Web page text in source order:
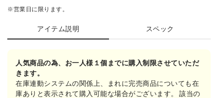
※営業日に限ります。
アイテム説明 スペック
人気商品の為、お一人様１個までに購入制限させていただ
きます。
在庫連動システムの関係上、まれに完売商品についても在
庫ありと表示されて購入可能な場合がございます。 該当の